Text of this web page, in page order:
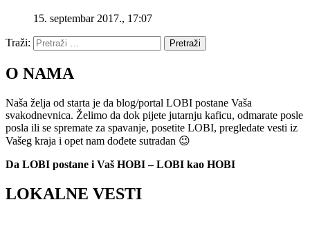
15. septembar 2017., 17:07
Traži: Pretraži
O NAMA
Naša želja od starta je da blog/portal LOBI postane Vaša
svakodnevnica. Želimo da dok pijete jutarnju kaficu, odmarate posle
posla ili se spremate za spavanje, posetite LOBI, pregledate vesti iz
Vašeg kraja i opet nam dođete sutradan 😉
Da LOBI postane i Vaš HOBI – LOBI kao HOBI
LOKALNE VESTI